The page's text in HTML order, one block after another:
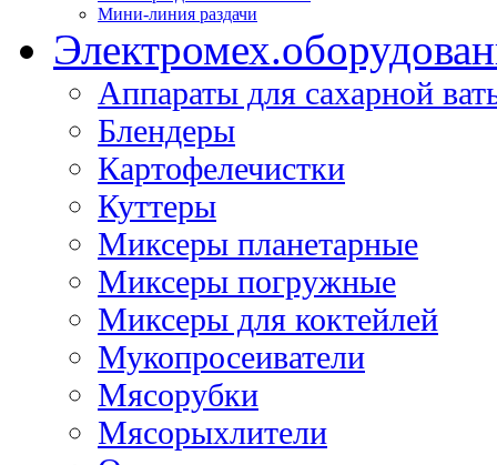
Мини-линия раздачи
Электромех.
Аппараты для сахарной
Блендеры
Картофелечистки
Куттеры
Миксеры планетарные
Миксеры погружные
Миксеры для коктейлей
Мукопросеиватели
Мясорубки
Мясорыхлители